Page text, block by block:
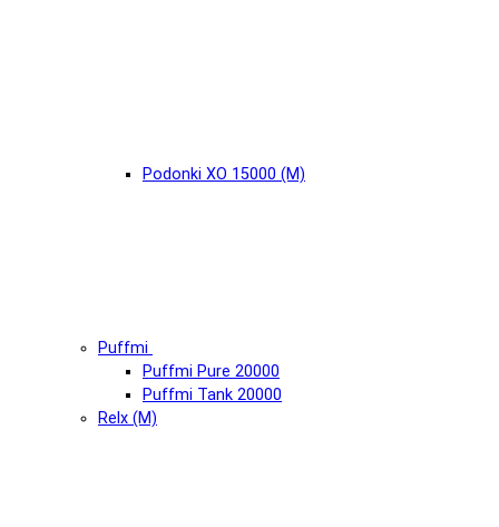
Podonki XO 15000 (М)
Puffmi
Puffmi Pure 20000
Puffmi Tank 20000
Relx (М)